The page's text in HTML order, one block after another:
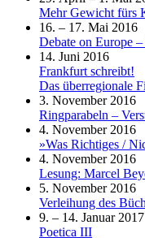
Mehr Gewicht fürs
16. – 17. Mai 2016
Debate on Europe
14. Juni 2016
Frankfurt schreibt!
Das überregionale
3. November 2016
Ringparabeln –
4. November 2016
»Was Richtiges /
4. November 2016
Lesung: Marcel
5. November 2016
Verleihung des
9. – 14. Januar 2017
Poetica III